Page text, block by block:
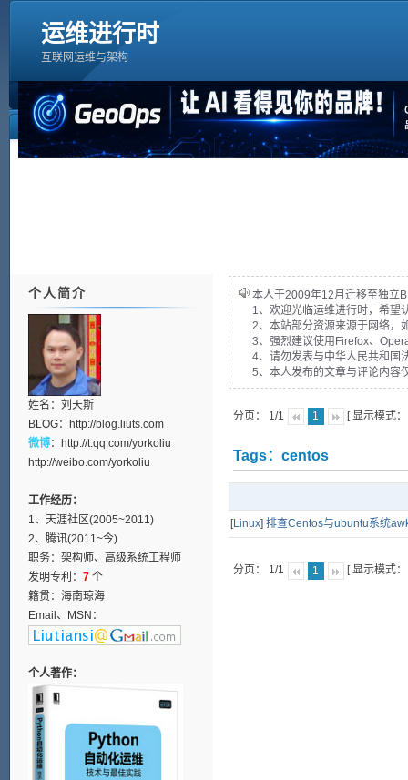
运维进行时
互联网运维与架构
本人于2009年12月迁移至独立
1、欢迎光临运维进行时，希望
2、本站部分资源来源于网络，
3、强烈建议使用Firefox、
4、请勿发表与中华人民共和国
5、本人发布的文章与评论内容
分页： 1/1 1 [ 显示模式
Tags：centos
[Linux] 排查Centos与ubuntu系统
分页： 1/1 1 [ 显示模式
个人简介
姓名：刘天斯
BLOG： http://blog.liuts.com
微博： http://t.qq.com/yorkoliu
http://weibo.com/yorkoliu
工作经历：
1、天涯社区(2005~2011)
2、腾讯(2011~今)
职务：架构师、高级系统工程师
发明专利： 7个
籍贯：海南琼海
Email、MSN：
个人著作：